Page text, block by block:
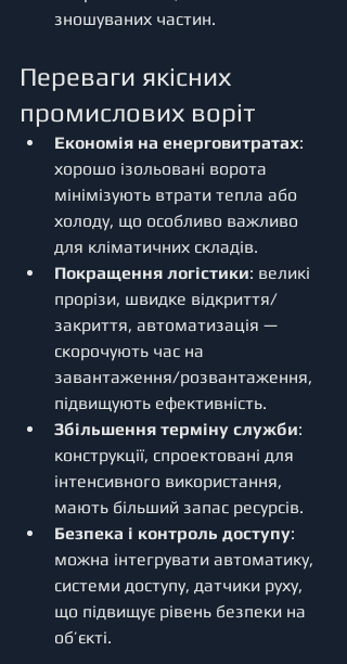
зношуваних частин.
Переваги якісних
промислових воріт
Економія на енерговитратах:
хорошо ізольовані ворота
мінімізують втрати тепла або
холоду, що особливо важливо
для кліматичних складів.
Покращення логістики: великі
прорізи, швидке відкриття/
закриття, автоматизація —
скорочують час на
завантаження/розвантаження,
підвищують ефективність.
Збільшення терміну служби:
конструкції, спроектовані для
інтенсивного використання,
мають більший запас ресурсів.
Безпека і контроль доступу:
можна інтегрувати автоматику,
системи доступу, датчики руху,
що підвищує рівень безпеки на
об’єкті.